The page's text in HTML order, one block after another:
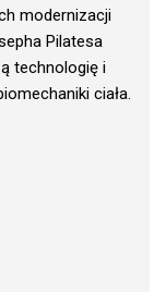
modernizacji
Pilatesa
technologię i
ciała.